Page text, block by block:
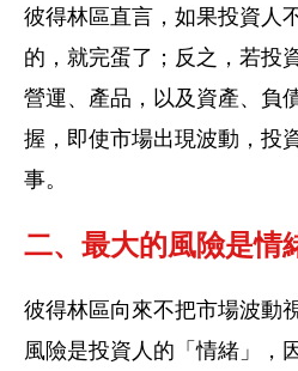
彼得林區直言，如果投資人
的，就完蛋了；反之，若投
營運、產品，以及資產、負
握，即使市場出現波動，投
事。
二、最大的風險是情
彼得林區向來不把市場波動
風險是投資人的「情緒」，